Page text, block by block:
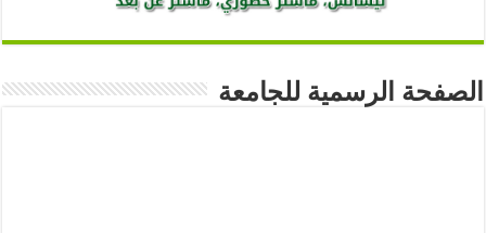
الصفحة الرسمية للجامعة